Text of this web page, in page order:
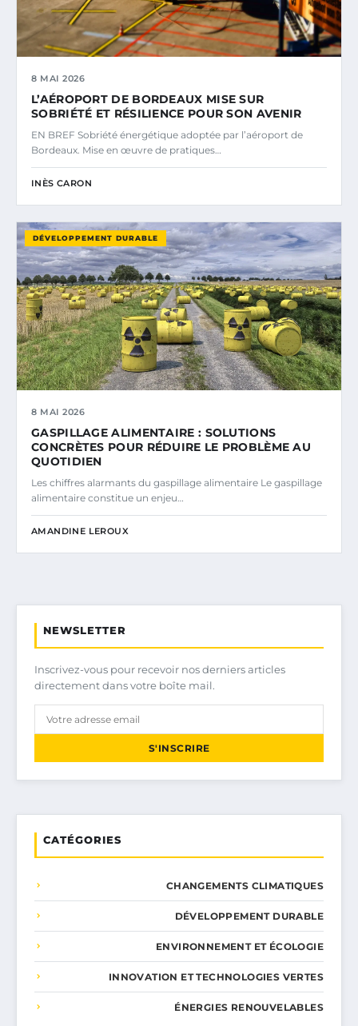
8 MAI 2026
L’AÉROPORT DE BORDEAUX MISE SUR
SOBRIÉTÉ ET RÉSILIENCE POUR SON AVENIR
EN BREF Sobriété énergétique adoptée par l’aéroport de
Bordeaux. Mise en œuvre de pratiques…
INÈS CARON
DÉVELOPPEMENT DURABLE
8 MAI 2026
GASPILLAGE ALIMENTAIRE : SOLUTIONS
CONCRÈTES POUR RÉDUIRE LE PROBLÈME AU
QUOTIDIEN
Les chiffres alarmants du gaspillage alimentaire Le gaspillage
alimentaire constitue un enjeu…
AMANDINE LEROUX
NEWSLETTER
Inscrivez-vous pour recevoir nos derniers articles
directement dans votre boîte mail.
S'INSCRIRE
CATÉGORIES
CHANGEMENTS CLIMATIQUES
DÉVELOPPEMENT DURABLE
ENVIRONNEMENT ET ÉCOLOGIE
INNOVATION ET TECHNOLOGIES VERTES
ÉNERGIES RENOUVELABLES